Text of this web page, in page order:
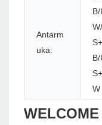
Antarm
uka:
W